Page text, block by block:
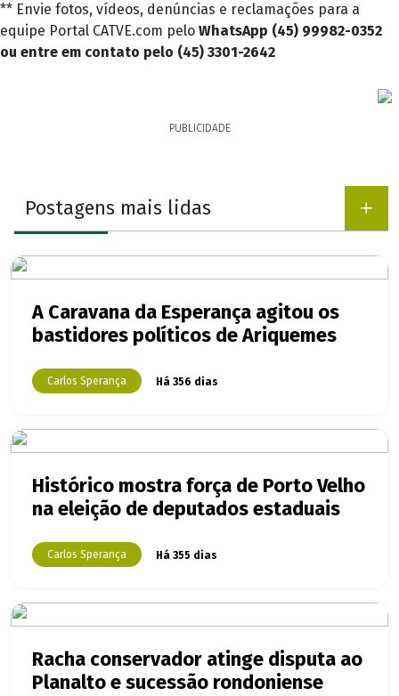
** Envie fotos, vídeos, denúncias e reclamações para a
equipe Portal CATVE.com pelo WhatsApp (45) 99982-0352
ou entre em contato pelo (45) 3301-2642
PUBLICIDADE
Postagens mais lidas
A Caravana da Esperança agitou os
bastidores políticos de Ariquemes
Carlos Sperança Há 356 dias
Histórico mostra força de Porto Velho
na eleição de deputados estaduais
Carlos Sperança Há 355 dias
Racha conservador atinge disputa ao
Planalto e sucessão rondoniense